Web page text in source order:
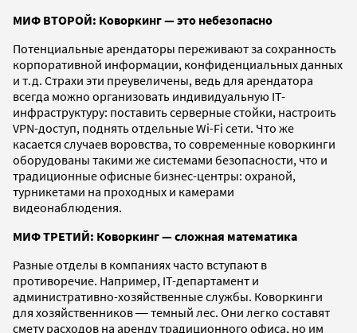
МИФ ВТОРОЙ: Коворкинг — это небезопасно
Потенциальные арендаторы переживают за сохранность
корпоративной информации, конфиденциальных данных
и т.д. Страхи эти преувеличены, ведь для арендатора
всегда можно организовать индивидуальную IT-
инфраструктуру: поставить серверные стойки, настроить
VPN-доступ, поднять отдельные Wi-Fi сети. Что же
касается случаев воровства, то современные коворкинги
оборудованы такими же системами безопасности, что и
традиционные офисные бизнес-центры: охраной,
турникетами на проходных и камерами
видеонаблюдения.
МИФ ТРЕТИЙ: Коворкинг — сложная математика
Разные отделы в компаниях часто вступают в
противоречие. Например, IT-департамент и
административно-хозяйственные службы. Коворкинги
для хозяйственников ― темный лес. Они легко составят
смету расходов на аренду традиционного офиса, но им